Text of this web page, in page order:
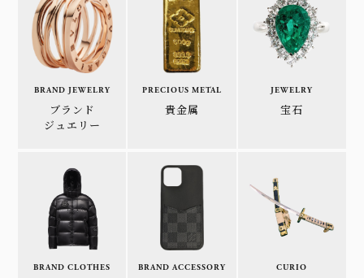
BRAND JEWELRY
ブランド
ジュエリー
PRECIOUS METAL
貴金属
JEWELRY
宝石
BRAND CLOTHES BRAND ACCESSORY CURIO